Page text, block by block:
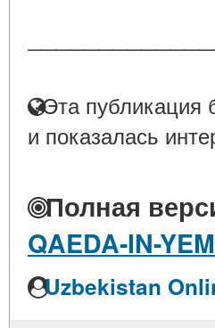
Эта публикация
и показалась
Полная
QAEDA-IN-
Uzbekistan